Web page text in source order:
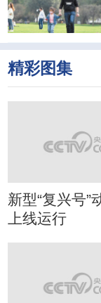
精彩图集
新型“复兴号”
上线运行